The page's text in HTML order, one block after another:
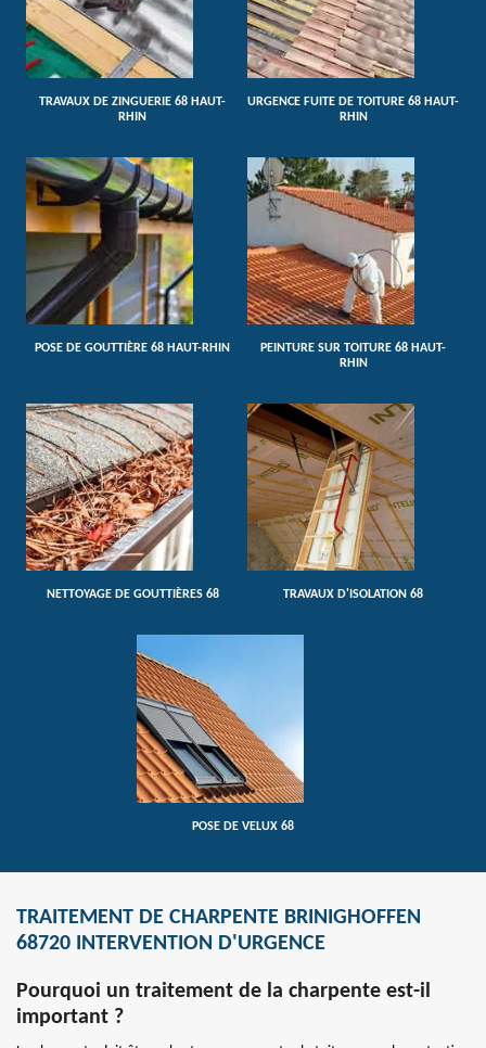
TRAVAUX DE ZINGUERIE 68 HAUT-
RHIN
URGENCE FUITE DE TOITURE 68 HAUT-
RHIN
POSE DE GOUTTIÈRE 68 HAUT-RHIN
PEINTURE SUR TOITURE 68 HAUT-
RHIN
NETTOYAGE DE GOUTTIÈRES 68 TRAVAUX D'ISOLATION 68
POSE DE VELUX 68
TRAITEMENT DE CHARPENTE BRINIGHOFFEN
68720 INTERVENTION D'URGENCE
Pourquoi un traitement de la charpente est-il
important ?